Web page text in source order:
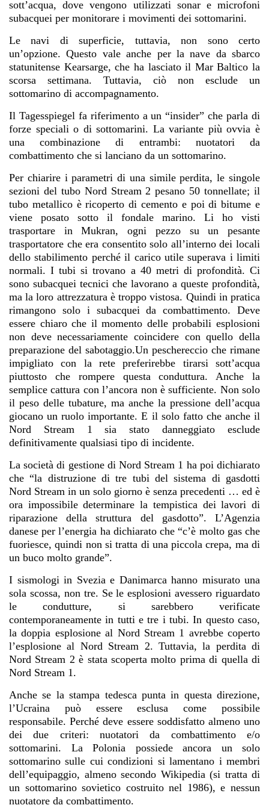
sott’acqua, dove vengono utilizzati sonar e microfoni
subacquei per monitorare i movimenti dei sottomarini.
Le navi di superficie, tuttavia, non sono certo
un’opzione. Questo vale anche per la nave da sbarco
statunitense Kearsarge, che ha lasciato il Mar Baltico la
scorsa settimana. Tuttavia, ciò non esclude un
sottomarino di accompagnamento.
Il Tagesspiegel fa riferimento a un “insider” che parla di
forze speciali o di sottomarini. La variante più ovvia è
una combinazione di entrambi: nuotatori da
combattimento che si lanciano da un sottomarino.
Per chiarire i parametri di una simile perdita, le singole
sezioni del tubo Nord Stream 2 pesano 50 tonnellate; il
tubo metallico è ricoperto di cemento e poi di bitume e
viene posato sotto il fondale marino. Li ho visti
trasportare in Mukran, ogni pezzo su un pesante
trasportatore che era consentito solo all’interno dei locali
dello stabilimento perché il carico utile superava i limiti
normali. I tubi si trovano a 40 metri di profondità. Ci
sono subacquei tecnici che lavorano a queste profondità,
ma la loro attrezzatura è troppo vistosa. Quindi in pratica
rimangono solo i subacquei da combattimento. Deve
essere chiaro che il momento delle probabili esplosioni
non deve necessariamente coincidere con quello della
preparazione del sabotaggio.Un peschereccio che rimane
impigliato con la rete preferirebbe tirarsi sott’acqua
piuttosto che rompere questa conduttura. Anche la
semplice cattura con l’ancora non è sufficiente. Non solo
il peso delle tubature, ma anche la pressione dell’acqua
giocano un ruolo importante. E il solo fatto che anche il
Nord Stream 1 sia stato danneggiato esclude
definitivamente qualsiasi tipo di incidente.
La società di gestione di Nord Stream 1 ha poi dichiarato
che “la distruzione di tre tubi del sistema di gasdotti
Nord Stream in un solo giorno è senza precedenti … ed è
ora impossibile determinare la tempistica dei lavori di
riparazione della struttura del gasdotto”. L’Agenzia
danese per l’energia ha dichiarato che “c’è molto gas che
fuoriesce, quindi non si tratta di una piccola crepa, ma di
un buco molto grande”.
I sismologi in Svezia e Danimarca hanno misurato una
sola scossa, non tre. Se le esplosioni avessero riguardato
le condutture, si sarebbero verificate
contemporaneamente in tutti e tre i tubi. In questo caso,
la doppia esplosione al Nord Stream 1 avrebbe coperto
l’esplosione al Nord Stream 2. Tuttavia, la perdita di
Nord Stream 2 è stata scoperta molto prima di quella di
Nord Stream 1.
Anche se la stampa tedesca punta in questa direzione,
l’Ucraina può essere esclusa come possibile
responsabile. Perché deve essere soddisfatto almeno uno
dei due criteri: nuotatori da combattimento e/o
sottomarini. La Polonia possiede ancora un solo
sottomarino sulle cui condizioni si lamentano i membri
dell’equipaggio, almeno secondo Wikipedia (si tratta di
un sottomarino sovietico costruito nel 1986), e nessun
nuotatore da combattimento.